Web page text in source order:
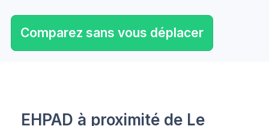
Comparez sans vous déplacer
EHPAD à proximité de Le